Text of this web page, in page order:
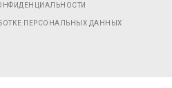
ПЕРСОНАЛЬНЫХ ДАННЫХ